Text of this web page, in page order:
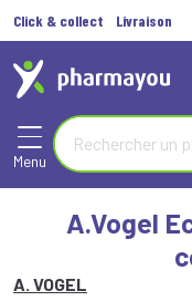
Click & collect Livraison
Menu
A.Vogel
A. VOGEL